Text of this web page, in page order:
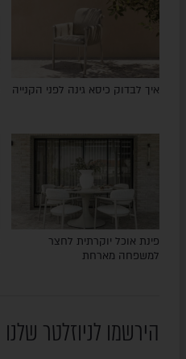
איך לבדוק כיסא גינה לפני הקנייה
פינת אוכל יוקרתית לחצר
למשפחה מארחת
הירשמו לניוזלטר שלנו